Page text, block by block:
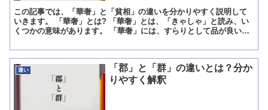
この記事では、「華奢」と「貧相」の違いを分かりやすく説明して
いきます。 「華奢」とは? 「華奢」とは、「きゃしゃ」と読み、い
くつかの意味があります。 「華奢」には、すらりとして品が良い様
違い
「郡」と「群」の違いとは？分か
りやすく解釈